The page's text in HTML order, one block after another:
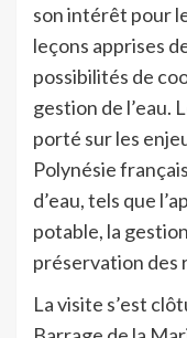
son intérêt pour
leçons apprises
possibilités de
gestion de l’eau.
porté sur les
Polynésie
d’eau, tels que
potable, la
préservation des
La visite s’est